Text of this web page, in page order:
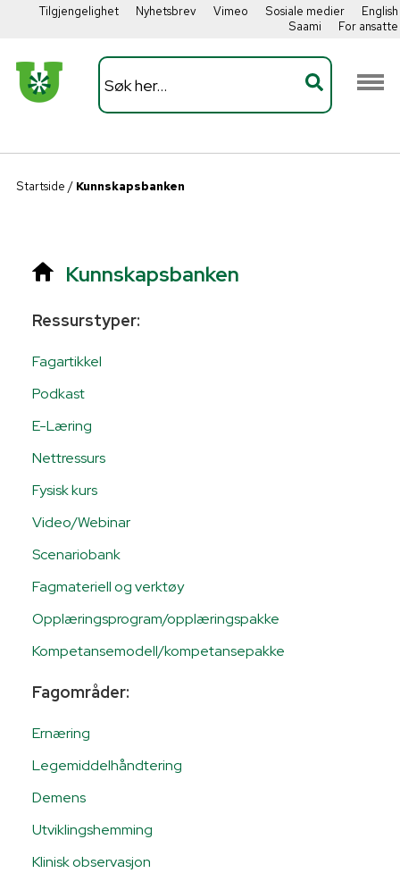
Tilgjengelighet Nyhetsbrev Vimeo Sosiale medier
English
Saami
For ansatte
Startside / Kunnskapsbanken
Kunnskapsbanken
Ressurstyper:
Fagartikkel
Podkast
E-Læring
Nettressurs
Fysisk kurs
Video/Webinar
Scenariobank
Fagmateriell og verktøy
Opplæringsprogram/opplæringspakke
Kompetansemodell/kompetansepakke
Fagområder:
Ernæring
Legemiddelhåndtering
Demens
Utviklingshemming
Klinisk observasjon